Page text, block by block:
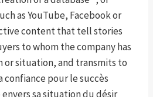
as YouTube, Facebook or
content that tell stories
to whom the company has
or situation, and transmits to
confiance pour le succès
sa situation du désir